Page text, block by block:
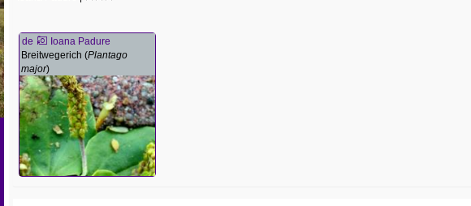
de
Ioana Padure
Breitwegerich (Plantago
major)